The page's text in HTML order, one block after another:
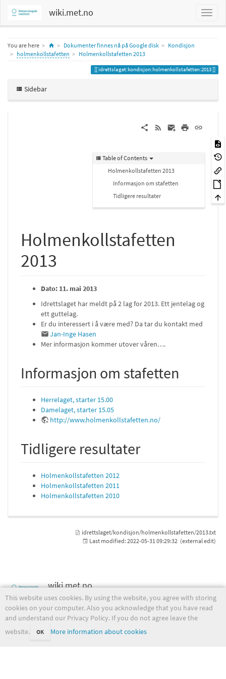
wiki.met.no
You are here HomeDokumenter finnes nå på Google disk
Kondisjon
holmenkollstafetten
Holmenkollstafetten 2013
idrettslaget:kondisjon:holmenkollstafetten:2013
Sidebar
Table of Contents
Holmenkollstafetten 2013
Informasjon om stafetten
Tidligere resultater
Holmenkollstafetten
2013
Dato: 11. mai 2013
Idrettslaget har meldt på 2 lag for 2013. Ett jentelag og
ett guttelag.
Er du interessert i å være med? Da tar du kontakt med
Jan-Inge Hasen
Mer informasjon kommer utover våren….
Informasjon om stafetten
Herrelaget, starter 15.00
Damelaget, starter 15.05
http://www.holmenkollstafetten.no/
Tidligere resultater
Holmenkollstafetten 2012
Holmenkollstafetten 2011
Holmenkollstafetten 2010
This website uses cookies. By using the website, you agree with storing
cookies on your computer. Also you acknowledge that you have read
and understand our Privacy Policy. If you do not agree leave the
website.
OK More information about cookies
idrettslaget/kondisjon/holmenkollstafetten/2013.txt
Last modified: 2022-05-31 09:29:32 (external edit)
wiki.met.no